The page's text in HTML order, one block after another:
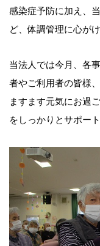
感染症予防に加え、
ど、体調管理に心が
当法人では今月、各
者やご利用者の皆様
ますます元気にお過
をしっかりとサポー